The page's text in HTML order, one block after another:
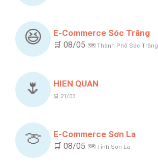
😆 E-Commerce Sóc Trăng
🛒 08/05 🗺️ Thành Phố Sóc Trăng
🌷 HIEN QUAN
🛒 21/03
🍈 E-Commerce Sơn La
🛒 08/05 🗺️ Tỉnh Sơn La